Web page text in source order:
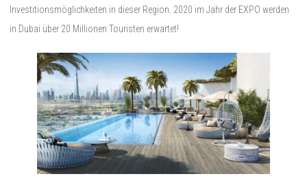
Investitionsmöglichkeiten in dieser Region. 2020 im Jahr der EXPO werden
in Dubai über 20 Millionen Touristen erwartet!